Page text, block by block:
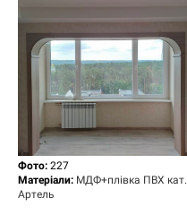
Фото: 227
Матеріали: МДФ+плівка ПВХ кат.
Артель